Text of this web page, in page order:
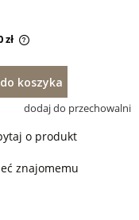
zł
koszyka
dodaj do przechowalni
o produkt
znajomemu